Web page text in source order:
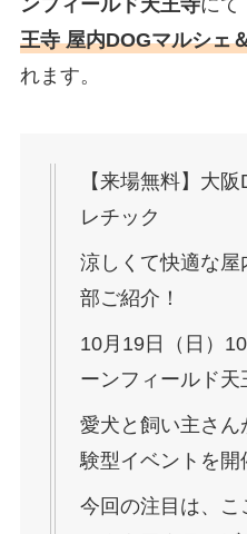
ンフィールド天王寺にて
王寺 屋内DOGマルシェ
れます。
【来場無料】大
レチック
涼しくて快適な屋
部ご紹介！
10月19日（日）
ーンフィールド天
愛犬と飼い主さ
験型イベントを開
今回の注目は、